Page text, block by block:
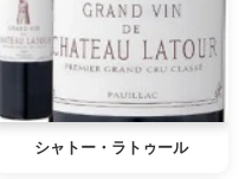
シャトー・ラトゥール